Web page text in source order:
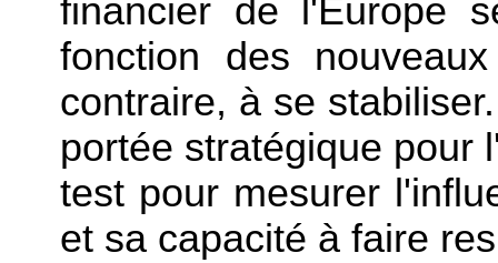
financier de l'Europe
fonction des
contraire, à se
portée stratégique pour
test pour mesurer
et sa capacité à faire